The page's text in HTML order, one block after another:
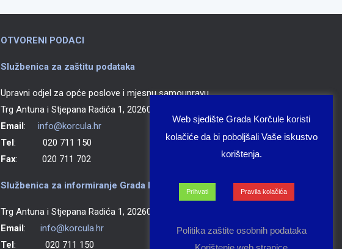
OTVORENI PODACI
Službenica za zaštitu podataka
Upravni odjel za opće poslove i mjesnu samoupravu
Trg Antuna i Stjepana Radića 1, 20260 Korčula
Email: info@korcula.hr
Tel: 020 711 150
Fax: 020 711 702
Službenica za informiranje Grada Korčule
Trg Antuna i Stjepana Radića 1, 20260 Korčula
Email: info@korcula.hr
Tel: 020 711 150
Web sjedište Grada Korčule koristi
kolačiće da bi poboljšali Vaše iskustvo
korištenja.
Prihvati Pravila kolačića
Politika zaštite osobnih podataka